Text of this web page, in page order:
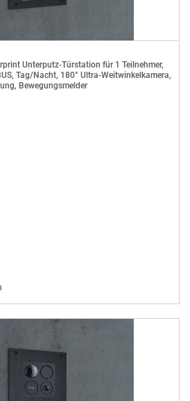
Unterputz-Türstation für 1 Teilnehmer,
Tag/Nacht, 180° Ultra-Weitwinkelkamera,
Bewegungsmelder